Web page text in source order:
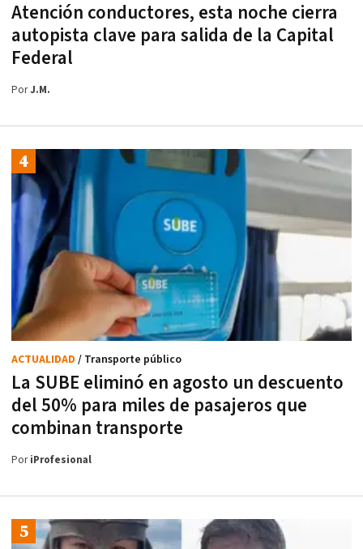
Atención conductores, esta noche cierra
autopista clave para salida de la Capital
Federal
PorJ.M.
La SUBE eliminó en agosto un descuento
del 50% para miles de pasajeros que
combinan transporte
ACTUALIDAD / Transporte público
PoriProfesional